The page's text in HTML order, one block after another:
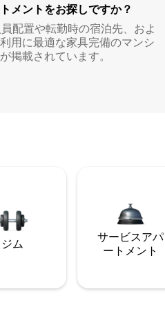
メントをお探しですか？
配置や転勤時の宿泊先、およ
用に最適な家具完備のマンシ
掲載されています。
ジム
サービスアパ
ートメント